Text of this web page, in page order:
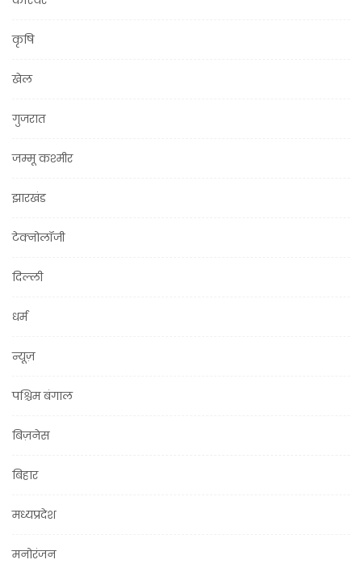
कृषि
खेल
गुजरात
जम्मू कश्मीर
झारखंड
टेक्नोलॉजी
दिल्ली
धर्म
न्यूज़
पश्चिम बंगाल
बिज़नेस
बिहार
मध्यप्रदेश
मनोरंजन